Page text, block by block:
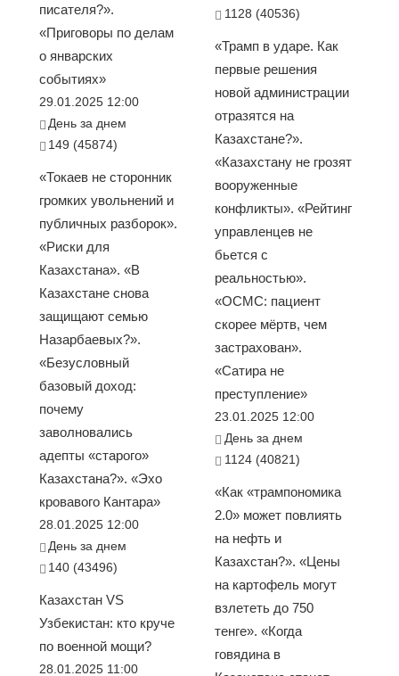
писателя?».
«Приговоры по делам
о январских
событиях»
29.01.2025 12:00
День за днем
149 (45874)
«Токаев не сторонник
громких увольнений и
публичных разборок».
«Риски для
Казахстана». «В
Казахстане снова
защищают семью
Назарбаевых?».
«Безусловный
базовый доход:
почему
заволновались
адепты «старого»
Казахстана?». «Эхо
кровавого Кантара»
28.01.2025 12:00
День за днем
140 (43496)
Казахстан VS
Узбекистан: кто круче
по военной мощи?
28.01.2025 11:00
1128 (40536)
«Трамп в ударе. Как
первые решения
новой администрации
отразятся на
Казахстане?».
«Казахстану не грозят
вооруженные
конфликты». «Рейтинг
управленцев не
бьется с
реальностью».
«ОСМС: пациент
скорее мёртв, чем
застрахован».
«Сатира не
преступление»
23.01.2025 12:00
День за днем
1124 (40821)
«Как «трампономика
2.0» может повлиять
на нефть и
Казахстан?». «Цены
на картофель могут
взлететь до 750
тенге». «Когда
говядина в